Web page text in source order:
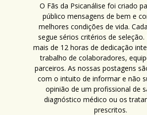
O Fãs da Psicanálise foi criado
público mensagens de bem e
melhores condições de vida.
segue sérios critérios de seleção.
mais de 12 horas de dedicação
trabalho de colaboradores,
parceiros. As nossas postagens
com o intuito de informar e não
opinião de um profissional de
diagnóstico médico ou os
prescritos.